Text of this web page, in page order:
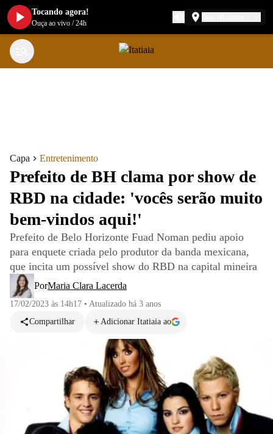
Capa Entretenimento
Prefeito de BH clama por show de
RBD na cidade: 'vocês serão muito
bem-vindos aqui!'
Prefeito de Belo Horizonte Fuad Noman pediu apoio
para enquete criada pelo produtor da banda mexicana,
que incita um possível show do RBD na capital mineira
PorMaria Clara Lacerda
17/02/2023 às 14h17 • Atualizado há 3 anos
Compartilhar
Adicionar Itatiaia ao
Tocando agora!
Ouça ao vivo /24h